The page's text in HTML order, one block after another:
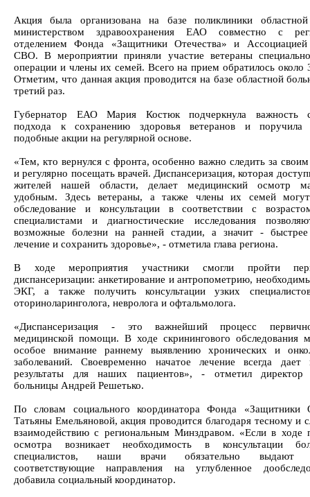
Акция была организована на базе поликлиники
министерством здравоохранения ЕАО совместно с
отделением Фонда «Защитники Отечества» и Ассоциацией
СВО. В мероприятии приняли участие ветераны
операции и члены их семей. Всего на прием обратилось около
Отметим, что данная акция проводится на базе областной
третий раз.
Губернатор ЕАО Мария Костюк подчеркнула важность
подхода к сохранению здоровья ветеранов и поручила
подобные акции на регулярной основе.
«Тем, кто вернулся с фронта, особенно важно следить за
и регулярно посещать врачей. Диспансеризация, которая
жителей нашей области, делает медицинский осмотр
удобным. Здесь ветераны, а также члены их семей
обследование и консультации в соответствии с
специалистами и диагностические исследования
возможные болезни на ранней стадии, а значит - быстрее
лечение и сохранить здоровье», - отметила глава региона.
В ходе мероприятия участники смогли пройти
диспансеризации: анкетирование и антропометрию,
ЭКГ, а также получить консультации узких
оториноларинголога, невролога и офтальмолога.
«Диспансеризация - это важнейший процесс
медицинской помощи. В ходе скринингового обследования
особое внимание раннему выявлению хронических и
заболеваний. Своевременно начатое лечение всегда дает
результаты для наших пациентов», - отметил директор
больницы Андрей Решетько.
По словам социального координатора Фонда «Защитники
Татьяны Емельяновой, акция проводится благодаря тесному и
взаимодействию с региональным Минздравом. «Если в ходе
осмотра возникает необходимость в консультации
специалистов, наши врачи обязательно выдают
соответствующие направления на углубленное
добавила социальный координатор.